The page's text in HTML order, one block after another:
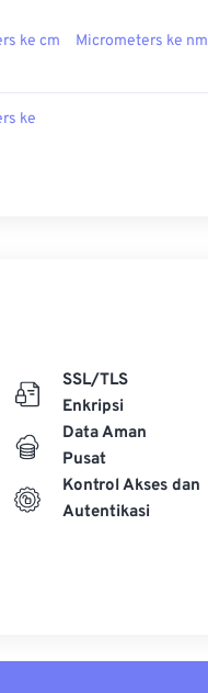
ke cm Micrometers ke nm
ke
SSL/TLS
Enkripsi
Data Aman
Pusat
Kontrol Akses dan
Autentikasi